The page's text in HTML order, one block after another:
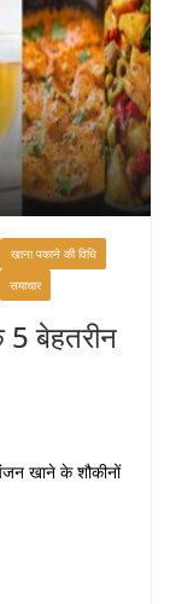
खाना पकाने की विधि
समाचार
बेहतरीन
खाने के शौकीनों